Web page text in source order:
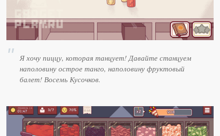
Я хочу пиццу, которая танцует! Давайте станцуем
наполовину острое танго, наполовину фруктовый
балет! Восемь Кусочков.